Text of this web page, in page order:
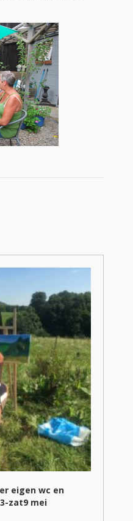
eigen wc en
zat9 mei